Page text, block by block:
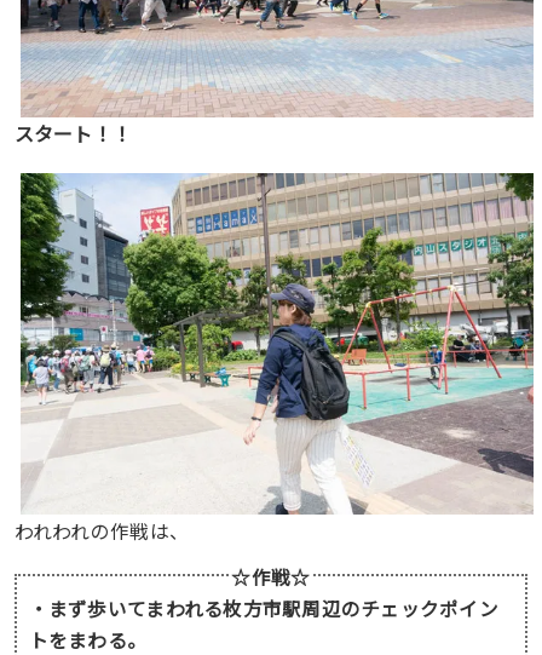
スタート！！
われわれの作戦は、
☆作戦☆
・まず歩いてまわれる枚方市駅周辺のチェックポイン
トをまわる。